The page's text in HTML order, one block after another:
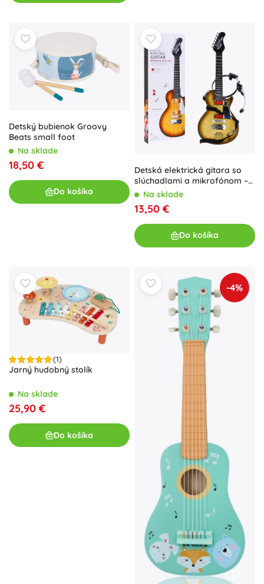
Detský bubienok Groovy
Beats small foot
Na sklade
18,50 €
Do košíka
Detská elektrická gitara so
slúchadlami a mikrofónom –
Drevo
Na sklade
13,50 €
Do košíka
(1)
Jarný hudobný stolík
Na sklade
25,90 €
Do košíka
-4%